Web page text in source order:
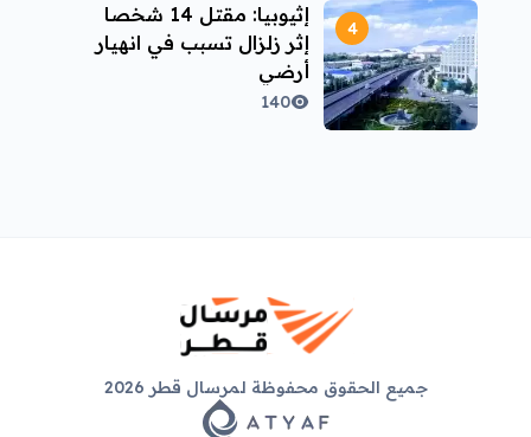
إثيوبيا: مقتل 14 شخصا
إثر زلزال تسبب في انهيار
أرضي
140
جميع الحقوق محفوظة لمرسال قطر 2026